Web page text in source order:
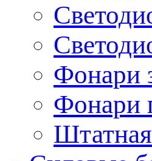
Фонари
Фонари